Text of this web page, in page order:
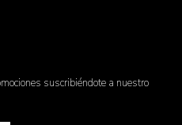
suscribiéndote a nuestro